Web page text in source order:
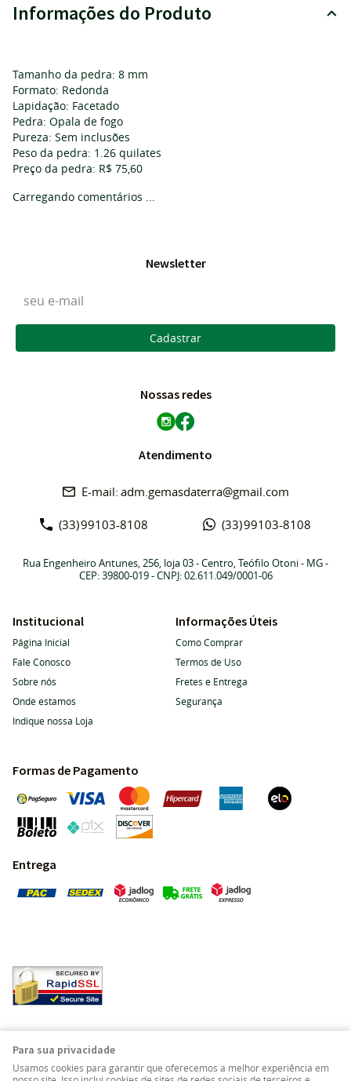
Informações do Produto
Tamanho da pedra: 8 mm
Formato: Redonda
Lapidação: Facetado
Pedra: Opala de fogo
Pureza: Sem inclusões
Peso da pedra: 1.26 quilates
Preço da pedra: R$ 75,60
Carregando comentários ...
Newsletter
Cadastrar
Nossas redes
Atendimento
(33)99103-8108 (33)99103-8108
adm.gemasdaterra@gmail.com
Rua Engenheiro Antunes, 256, loja 03-Centro, Teófilo Otoni- MG-
CEP: 39800-019- CNPJ: 02.611.049/0001-06
Institucional
Página Inicial
Fale Conosco
Sobre nós
Onde estamos
Indique nossa Loja
Informações Úteis
Como Comprar
Termos de Uso
Fretes e Entrega
Segurança
Formas de Pagamento
Entrega
Para sua privacidade
Usamos cookies para garantir que oferecemos a melhor experiência em